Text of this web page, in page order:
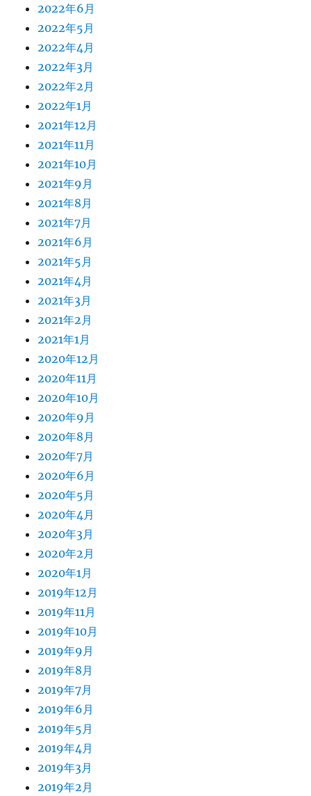
2022年6月
2022年5月
2022年4月
2022年3月
2022年2月
2022年1月
2021年12月
2021年11月
2021年10月
2021年9月
2021年8月
2021年7月
2021年6月
2021年5月
2021年4月
2021年3月
2021年2月
2021年1月
2020年12月
2020年11月
2020年10月
2020年9月
2020年8月
2020年7月
2020年6月
2020年5月
2020年4月
2020年3月
2020年2月
2020年1月
2019年12月
2019年11月
2019年10月
2019年9月
2019年8月
2019年7月
2019年6月
2019年5月
2019年4月
2019年3月
2019年2月